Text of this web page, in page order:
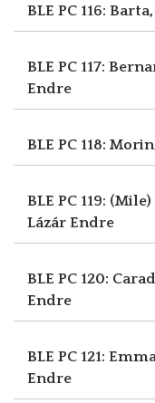
BLE PC 116:
BLE PC 117:
Endre
BLE PC 118:
BLE PC 119:
Lázár Endre
BLE PC 120:
Endre
BLE PC 121:
Endre